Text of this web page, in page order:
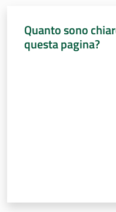
Per i cittadini
Quanto sono
questa pagina?